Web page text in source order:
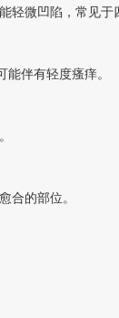
微凹陷，常见于
伴有轻度瘙痒。
合的部位。